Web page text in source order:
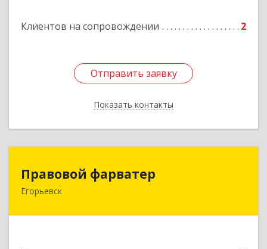
Клиентов на сопровождении 2
Отправить заявку
Показать контакты
Отправить заявку
Назад
Правовой фарватер
Егорьевск